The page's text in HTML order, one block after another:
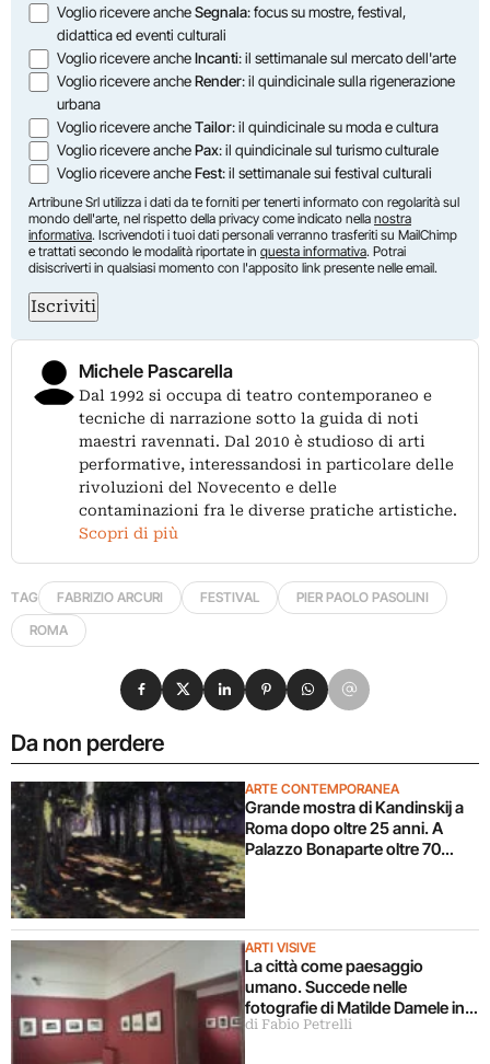
Opzioni
Voglio ricevere ancheSegnala: focus su mostre, festival,
didattica ed eventi culturali
Voglio ricevere ancheIncanti: il settimanale sul mercato dell'arte
Voglio ricevere ancheRender: il quindicinale sulla rigenerazione
urbana
Voglio ricevere ancheTailor: il quindicinale su moda e cultura
Voglio ricevere anchePax: il quindicinale sul turismo culturale
Voglio ricevere ancheFest: il settimanale sui festival culturali
Artribune Srl utilizza i dati da te forniti per tenerti informato con regolarità sul
mondo dell'arte, nel rispetto della privacy come indicato nella nostra
informativa. Iscrivendoti i tuoi dati personali verranno trasferiti su MailChimp
e trattati secondo le modalità riportate in questa informativa. Potrai
disiscriverti in qualsiasi momento con l'apposito link presente nelle email.
Iscriviti
Michele Pascarella
Dal 1992 si occupa di teatro contemporaneo e
tecniche di narrazione sotto la guida di noti
maestri ravennati. Dal 2010 è studioso di arti
performative, interessandosi in particolare delle
rivoluzioni del Novecento e delle
contaminazioni fra le diverse pratiche artistiche.
Scopri di più
TAG FABRIZIO ARCURI FESTIVAL
PIER PAOLO PASOLINI
ROMA
Da non perdere
ARTE CONTEMPORANEA
Grande mostra di Kandinskij a
Roma dopo oltre 25 anni. A
Palazzo Bonaparte oltre 70
ARTI VISIVE
La città come paesaggio
umano. Succede nelle
fotografie di Matilde Damele in
mostra a Roma
di Fabio Petrelli
Condividi su Facebook
Condividi su X
Condividi su LinkedIn
Condividi su Pinterest
Condividi su WhatsApp
Condividi su Email